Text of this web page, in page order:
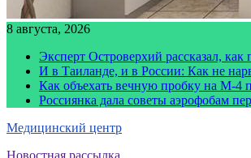
8 августа, 2026
Эксперт Островерхий рассказал,
И в Таиланде, и в России: Как не
Как объехать вечную пробку на М-4
Россиянка дала советы аэрофобам
Медицинский центр
Новостная рассылка